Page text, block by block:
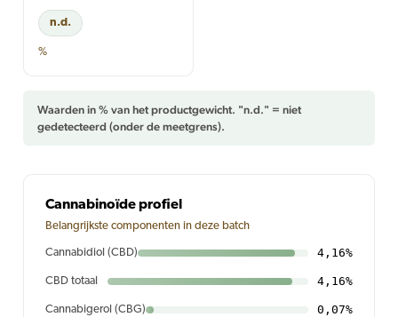
n.d.
%
Waarden in % van het productgewicht. "n.d." = niet
gedetecteerd (onder de meetgrens).
Cannabinoïde profiel
Belangrijkste componenten in deze batch
Cannabidiol (CBD) 4,16%
CBD totaal 4,16%
Cannabigerol (CBG) 0,07%